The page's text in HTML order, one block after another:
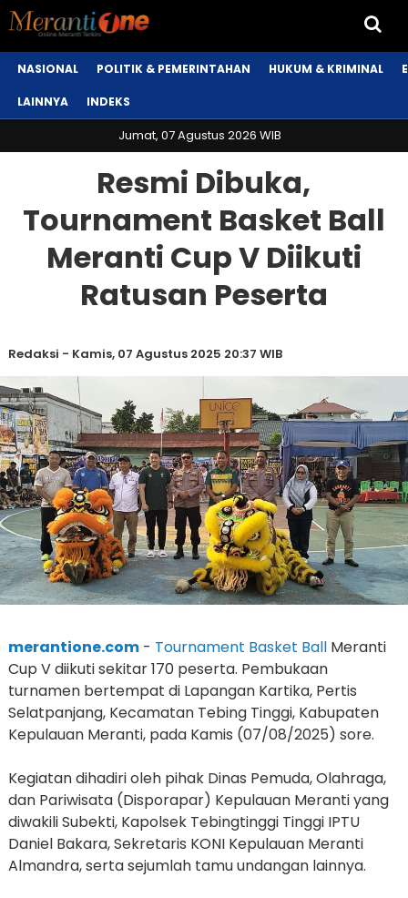
NASIONAL POLITIK & PEMERINTAHAN HUKUM & KRIMINAL
LAINNYA INDEKS
Jumat, 07 Agustus 2026 WIB
Resmi Dibuka,
Tournament Basket Ball
Meranti Cup V Diikuti
Ratusan Peserta
Redaksi - Kamis, 07 Agustus 2025 20:37 WIB
merantione.com- Tournament Basket BallMeranti
Cup V diikuti sekitar 170 peserta. Pembukaan
turnamen bertempat di Lapangan Kartika, Pertis
Selatpanjang, Kecamatan Tebing Tinggi, Kabupaten
Kepulauan Meranti, pada Kamis (07/08/2025) sore.
Kegiatan dihadiri oleh pihak Dinas Pemuda, Olahraga,
dan Pariwisata (Disporapar) Kepulauan Meranti yang
diwakili Subekti, Kapolsek Tebingtinggi Tinggi IPTU
Daniel Bakara, Sekretaris KONI Kepulauan Meranti
Almandra, serta sejumlah tamu undangan lainnya.